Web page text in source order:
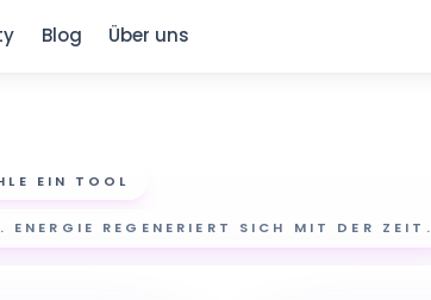
Blog Über uns
EIN TOOL
ENERGIE REGENERIERT SICH MIT DER ZEIT.